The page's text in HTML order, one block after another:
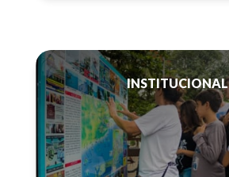
INSTITUCIONAL